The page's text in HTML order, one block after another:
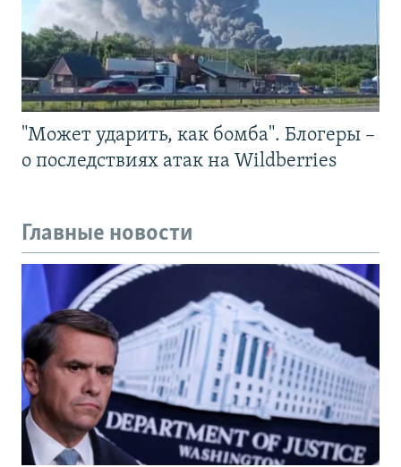
"Может ударить, как бомба". Блогеры –
о последствиях атак на Wildberries
Главные новости